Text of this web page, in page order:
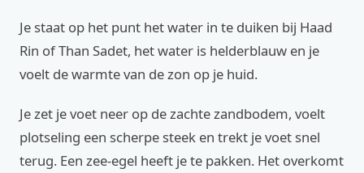
Je staat op het punt het water in te duiken bij Haad
Rin of Than Sadet, het water is helderblauw en je
voelt de warmte van de zon op je huid.
Je zet je voet neer op de zachte zandbodem, voelt
plotseling een scherpe steek en trekt je voet snel
terug. Een zee-egel heeft je te pakken. Het overkomt